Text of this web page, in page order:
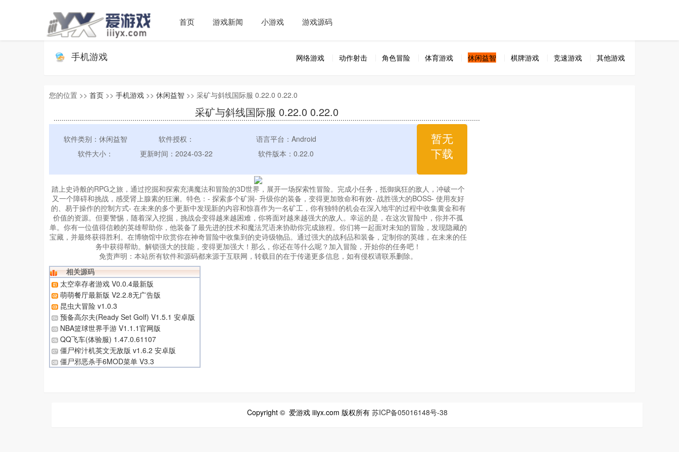
首页 游戏新闻 小游戏 游戏源码
手机游戏 网络游戏 动作射击 角色冒险 体育游戏 休闲益智 棋牌游戏 竞速游戏 其他游戏
您的位置 >> 首页 >> 手机游戏 >> 休闲益智 >> 采矿与斜线国际服 0.22.0 0.22.0
采矿与斜线国际服 0.22.0 0.22.0
软件类别：休闲益智 软件授权：
语言平台：Android
软件大小：
更新时间：2024-03-22 软件版本：0.22.0
暂无
下载
踏上史诗般的RPG之旅，通过挖掘和探索充满魔法和冒险的3D世界，展开一场探索性冒险。完成小任务，抵御疯狂的敌人，冲破一个
又一个障碍和挑战，感受肾上腺素的狂澜。特色：- 探索多个矿洞- 升级你的装备，变得更加致命和有效- 战胜强大的BOSS- 使用友好
的、易于操作的控制方式- 在未来的多个更新中发现新的内容和惊喜作为一名矿工，你有独特的机会在深入地牢的过程中收集黄金和有
价值的资源。但要警惕，随着深入挖掘，挑战会变得越来越困难，你将面对越来越强大的敌人。幸运的是，在这次冒险中，你并不孤
单。你有一位值得信赖的英雄帮助你，他装备了最先进的技术和魔法咒语来协助你完成旅程。你们将一起面对未知的冒险，发现隐藏的
宝藏，并最终获得胜利。在博物馆中欣赏你在神奇冒险中收集到的史诗级物品。通过强大的战利品和装备，定制你的英雄，在未来的任
务中获得帮助。解锁强大的技能，变得更加强大！那么，你还在等什么呢？加入冒险，开始你的任务吧！
免责声明： 本站所有软件和源码都来源于互联网，转载目的在于传递更多信息，如有侵权请联系删除。
相关源码
太空幸存者游戏 V0.0.4最新版
萌萌餐厅最新版 V2.2.8无广告版
昆虫大冒险 v1.0.3
预备高尔夫(Ready Set Golf) V1.5.1 安卓版
NBA篮球世界手游 V1.1.1官网版
QQ飞车(体验服) 1.47.0.61107
僵尸榨汁机英文无敌版 v1.6.2 安卓版
僵尸邪恶杀手6MOD菜单 V3.3
Copyright © 爱游戏 iiiyx.com 版权所有 苏ICP备05016148号-38